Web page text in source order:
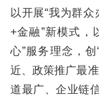
以开展“我为群
+金融”新模式，
心”服务理念，
近、政策推广最
道最广、企业链